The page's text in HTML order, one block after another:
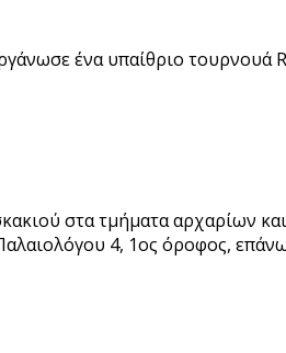
ένα υπαίθριο τουρνουά
στα τμήματα αρχαρίων
4, 1ος όροφος,